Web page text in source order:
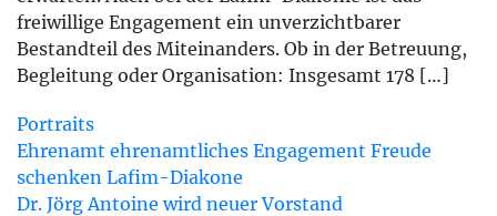
freiwillige Engagement ein unverzichtbarer
Bestandteil des Miteinanders. Ob in der Betreuung,
Begleitung oder Organisation: Insgesamt 178 […]
Portraits
Ehrenamt ehrenamtliches Engagement Freude
schenken Lafim-Diakone
Dr. Jörg Antoine wird neuer Vorstand